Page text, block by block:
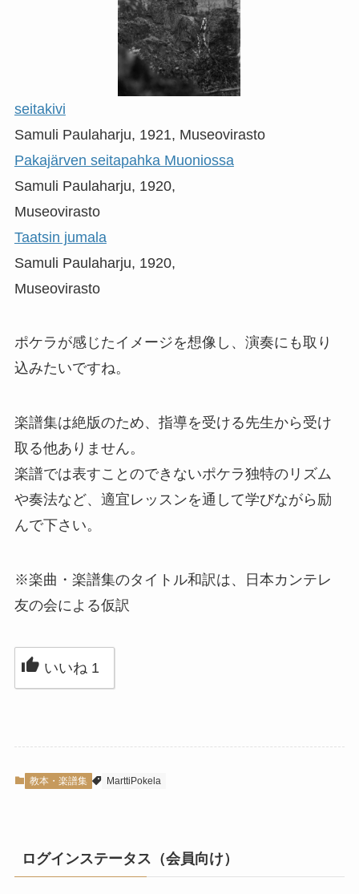
seitakivi
Samuli Paulaharju, 1921, Museovirasto
Pakajärven seitapahka Muoniossa
Samuli Paulaharju, 1920,
Museovirasto
Taatsin jumala
Samuli Paulaharju, 1920,
Museovirasto
ポケラが感じたイメージを想像し、演奏にも取り
込みたいですね。
楽譜集は絶版のため、指導を受ける先生から受け
取る他ありません。
楽譜では表すことのできないポケラ独特のリズム
や奏法など、適宜レッスンを通して学びながら励
んで下さい。
※楽曲・楽譜集のタイトル和訳は、日本カンテレ
友の会による仮訳
いいね 1
教本・楽譜集 MarttiPokela
ログインステータス（会員向け）